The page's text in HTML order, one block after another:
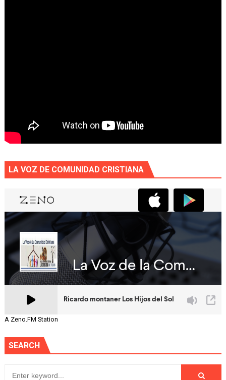
LA VOZ DE COMUNIDAD CRISTIANA
A Zeno.FM Station
SEARCH